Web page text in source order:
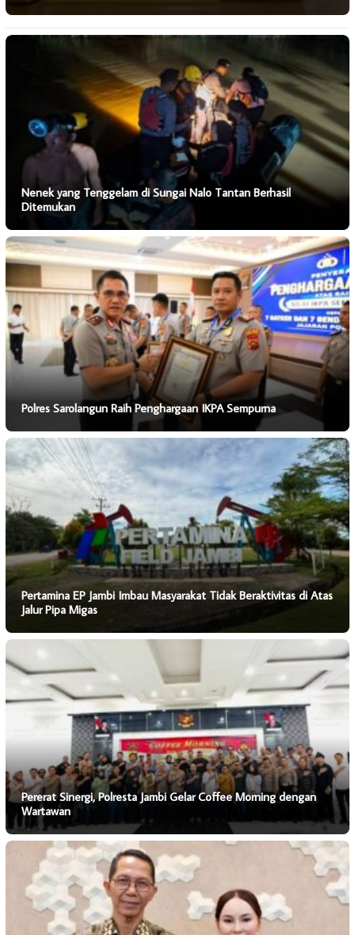
Nenek yang Tenggelam di Sungai Nalo Tantan Berhasil
Ditemukan
Polres Sarolangun Raih Penghargaan IKPA Sempurna
Pertamina EP Jambi Imbau Masyarakat Tidak Beraktivitas di Atas
Jalur Pipa Migas
Pererat Sinergi, Polresta Jambi Gelar Coffee Morning dengan
Wartawan